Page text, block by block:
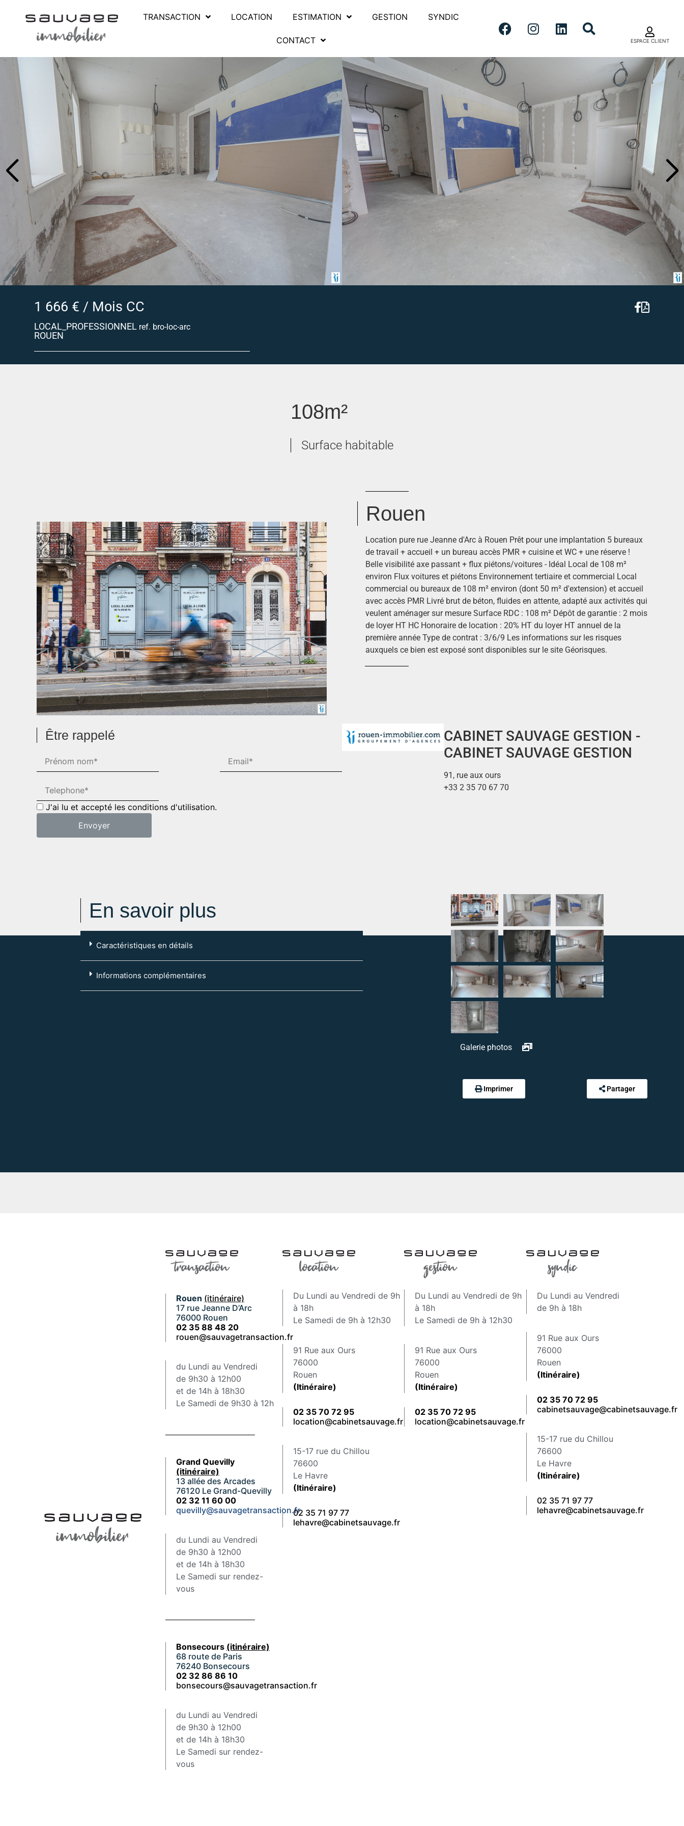
TRANSACTION LOCATION ESTIMATION GESTION SYNDIC
CONTACT ESPACE CLIENT
1 666 € / Mois CC
LOCAL_PROFESSIONNEL ref. bro-loc-arc
ROUEN
108m²
Surface habitable
Rouen
Location pure rue Jeanne d'Arc à Rouen Prêt pour une implantation 5 bureaux
de travail + accueil + un bureau accès PMR + cuisine et WC + une réserve !
Belle visibilité axe passant + flux piétons/voitures - Idéal Local de 108 m²
environ Flux voitures et piétons Environnement tertiaire et commercial Local
commercial ou bureaux de 108 m² environ (dont 50 m² d'extension) et accueil
avec accès PMR Livré brut de béton, fluides en attente, adapté aux activités qui
veulent aménager sur mesure Surface RDC : 108 m² Dépôt de garantie : 2 mois
de loyer HT HC Honoraire de location : 20% HT du loyer HT annuel de la
première année Type de contrat : 3/6/9 Les informations sur les risques
auxquels ce bien est exposé sont disponibles sur le site Géorisques.
Être rappelé
J'ai lu et accepté les conditions d'utilisation.
CABINET SAUVAGE GESTION -
CABINET SAUVAGE GESTION
91, rue aux ours
+33 2 35 70 67 70
En savoir plus
Caractéristiques en détails
Informations complémentaires
Galerie photos
Imprimer Partager
Rouen (itinéraire)
17 rue Jeanne D’Arc
76000 Rouen
02 35 88 48 20
rouen@sauvagetransaction.fr
du Lundi au Vendredi
de 9h30 à 12h00
et de 14h à 18h30
Le Samedi de 9h30 à 12h
Grand Quevilly
(itinéraire)
13 allée des Arcades
76120 Le Grand-Quevilly
02 32 11 60 00
quevilly@sauvagetransaction.fr
du Lundi au Vendredi
de 9h30 à 12h00
et de 14h à 18h30
Le Samedi sur rendez-
vous
Bonsecours (itinéraire)
68 route de Paris
76240 Bonsecours
02 32 86 86 10
bonsecours@sauvagetransaction.fr
du Lundi au Vendredi
de 9h30 à 12h00
et de 14h à 18h30
Le Samedi sur rendez-
vous
Du Lundi au Vendredi de 9h
à 18h
Le Samedi de 9h à 12h30
91 Rue aux Ours
76000
Rouen
(Itinéraire)
02 35 70 72 95
location@cabinetsauvage.fr
15-17 rue du Chillou
76600
Le Havre
(Itinéraire)
02 35 71 97 77
lehavre@cabinetsauvage.fr
Du Lundi au Vendredi de 9h
à 18h
Le Samedi de 9h à 12h30
91 Rue aux Ours
76000
Rouen
(Itinéraire)
02 35 70 72 95
location@cabinetsauvage.fr
Du Lundi au Vendredi
de 9h à 18h
91 Rue aux Ours
76000
Rouen
(Itinéraire)
02 35 70 72 95
cabinetsauvage@cabinetsauvage.fr
15-17 rue du Chillou
76600
Le Havre
(Itinéraire)
02 35 71 97 77
lehavre@cabinetsauvage.fr